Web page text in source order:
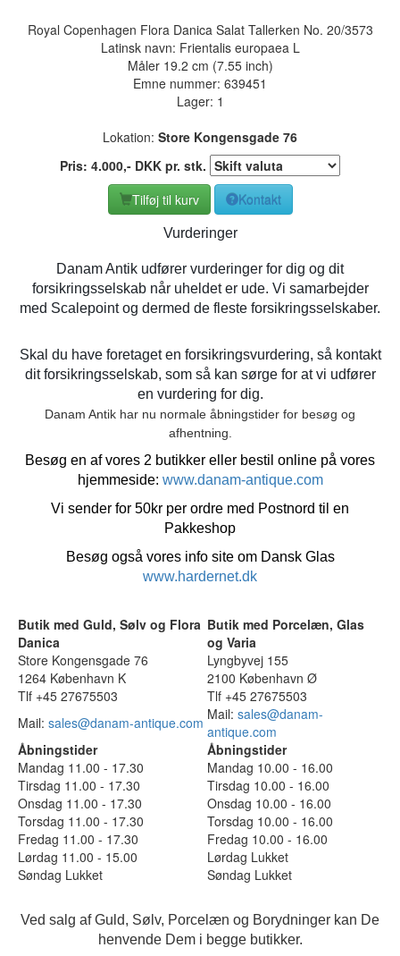
Royal Copenhagen Flora Danica Salat Tallerken No. 20/3573
Latinsk navn: Frientalis europaea L
Måler 19.2 cm (7.55 inch)
Emne nummer: 639451
Lager: 1
Lokation: Store Kongensgade 76
Pris: 4.000,- DKK pr. stk.
Tilføj til kurv
Kontakt
Vurderinger
Danam Antik udfører vurderinger for dig og dit
forsikringsselskab når uheldet er ude. Vi samarbejder
med Scalepoint og dermed de fleste forsikringsselskaber.
Skal du have foretaget en forsikringsvurdering, så kontakt
dit forsikringsselskab, som så kan sørge for at vi udfører
en vurdering for dig.
Danam Antik har nu normale åbningstider for besøg og
afhentning.
Besøg en af vores 2 butikker eller bestil online på vores
hjemmeside: www.danam-antique.com
Vi sender for 50kr per ordre med Postnord til en
Pakkeshop
Besøg også vores info site om Dansk Glas
www.hardernet.dk
Butik med Guld, Sølv og Flora
Danica
Butik med Porcelæn, Glas
og Varia
Store Kongensgade 76
Lyngbyvej 155
1264 København K
2100 København Ø
Tlf +45 27675503
Tlf +45 27675503
Mail: sales@danam-antique.com Mail: sales@danam-
antique.com
Åbningstider
Åbningstider
Mandag 11.00 - 17.30
Mandag 10.00 - 16.00
Tirsdag 11.00 - 17.30
Tirsdag 10.00 - 16.00
Onsdag 11.00 - 17.30
Onsdag 10.00 - 16.00
Torsdag 11.00 - 17.30
Torsdag 10.00 - 16.00
Fredag 11.00 - 17.30
Fredag 10.00 - 16.00
Lørdag 11.00 - 15.00
Lørdag Lukket
Søndag Lukket
Søndag Lukket
Ved salg af Guld, Sølv, Porcelæn og Borydninger kan De
henvende Dem i begge butikker.